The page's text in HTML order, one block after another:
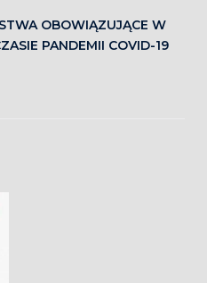
OBOWIĄZUJĄCE W
PANDEMII COVID-19